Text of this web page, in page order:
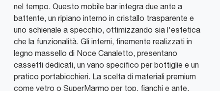
nel tempo. Questo mobile bar integra due ante a
battente, un ripiano interno in cristallo trasparente e
uno schienale a specchio, ottimizzando sia l'estetica
che la funzionalità. Gli interni, finemente realizzati in
legno massello di Noce Canaletto, presentano
cassetti dedicati, un vano specifico per bottiglie e un
pratico portabicchieri. La scelta di materiali premium
come vetro o SuperMarmo per top, fianchi e ante,